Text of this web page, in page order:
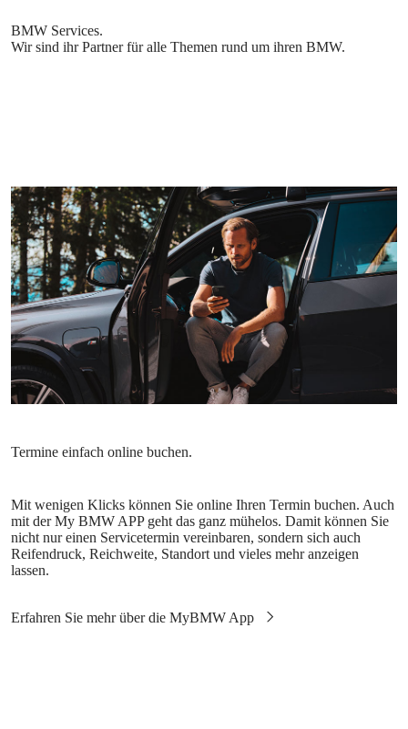
Mit wenigen Klicks können Sie online Ihren Termin buchen. Auch
mit der My BMW APP geht das ganz mühelos. Damit können Sie
nicht nur einen Servicetermin vereinbaren, sondern sich auch
Reifendruck, Reichweite, Standort und vieles mehr anzeigen
lassen.